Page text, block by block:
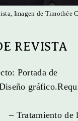
Imagen de Timothée
REVISTA
Portada de
de la